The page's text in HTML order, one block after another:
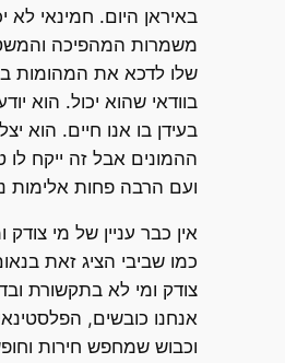
באיראן היום. חמינאי לא יכול
משמרות המהפיכה והמשטרה
שלו לדכא את המהומות
בוודאי שהוא יכול. הוא יודע
בעידן בו אנו חיים. הוא יצליח
ההמונים אבל זה ייקח לו טיפה
ועם הרבה פחות אלימות נראית
אין כבר עניין של מי צודק ומי
כמו שביבי הציג זאת בנאום
צודק ומי לא בתקשורת ובדעת
אנחנו כובשים, הפלסטינאים
וכבוש שמחפש חירות וחופש.